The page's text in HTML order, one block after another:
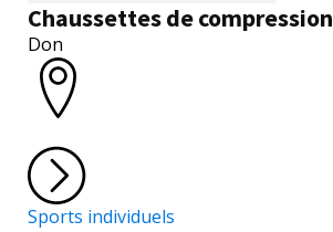
Chaussettes de compression
Don
Sports individuels